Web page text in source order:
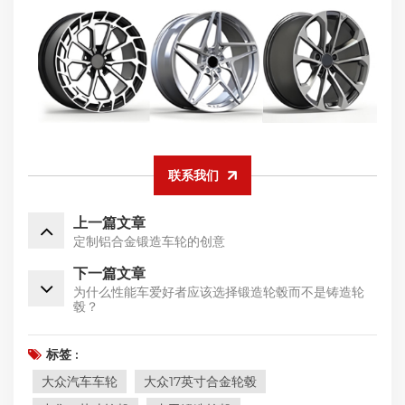
联系我们
上一篇文章
定制铝合金锻造车轮的创意
下一篇文章
为什么性能车爱好者应该选择锻造轮毂而不是铸造轮
毂？
标签 :
大众汽车车轮
大众17英寸合金轮毂